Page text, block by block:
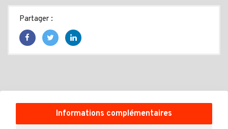
Partager :
Informations complémentaires